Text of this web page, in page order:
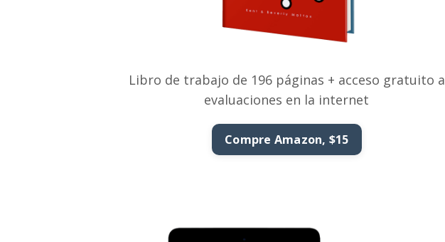
Libro de trabajo de 196 páginas + acceso gratuito a
evaluaciones en la internet
Compre Amazon, $15